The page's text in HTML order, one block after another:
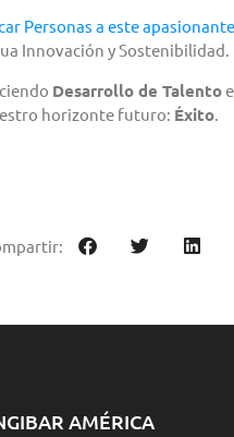
Personas a este
Innovación y Sostenibilidad.
Desarrollo de Talento
horizonte futuro: Éxito
AMÉRICA